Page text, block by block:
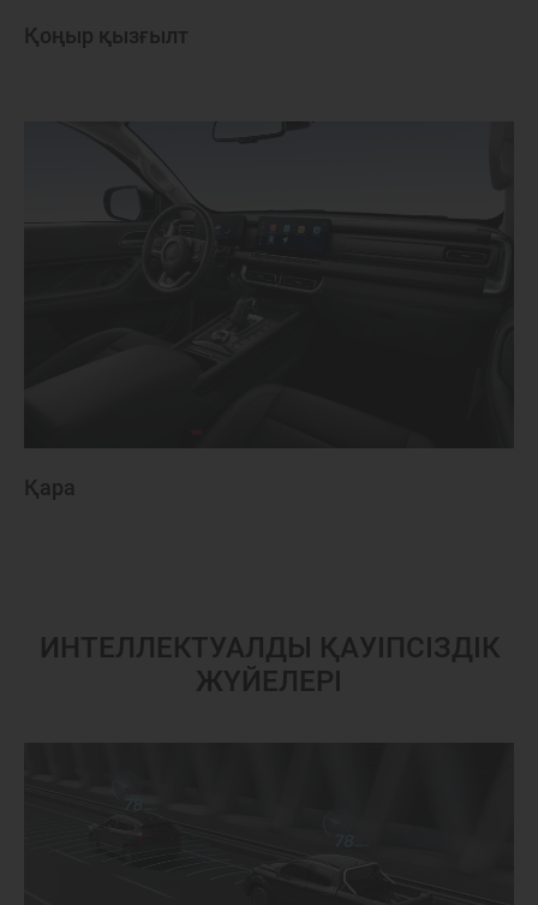
Қоңыр қызғылт
Қара
ИНТЕЛЛЕКТУАЛДЫ ҚАУІПСІЗДІК
ЖҮЙЕЛЕРІ